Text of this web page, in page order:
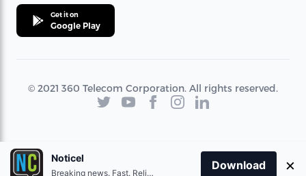
Get it on
Google Play
© 2021 360 Telecom Corporation. All rights reserved.
Noticel
Breaking news. Fast. Reliable.
Download ×